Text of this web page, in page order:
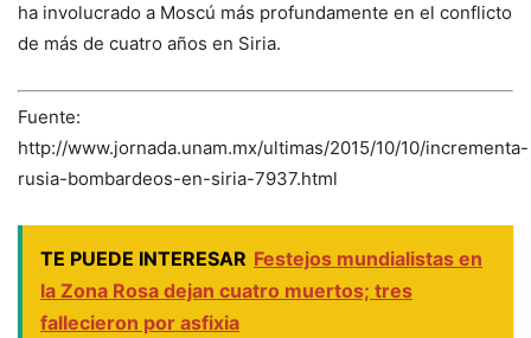
ha involucrado a Moscú más profundamente en el conflicto
de más de cuatro años en Siria.
Fuente:
http://www.jornada.unam.mx/ultimas/2015/10/10/incrementa-
rusia-bombardeos-en-siria-7937.html
TE PUEDE INTERESAR Festejos mundialistas en
la Zona Rosa dejan cuatro muertos; tres
fallecieron por asfixia